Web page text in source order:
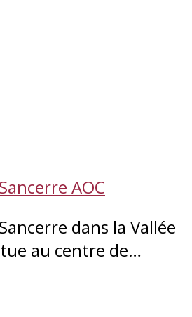
AOC
dans la Vallée
au centre de…